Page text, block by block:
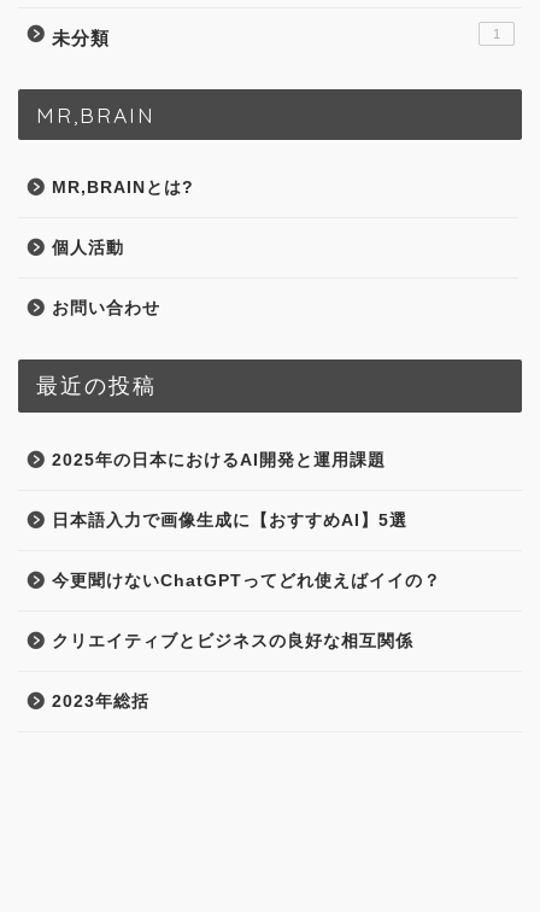
未分類 1
MR,BRAIN
MR,BRAINとは?
個人活動
お問い合わせ
最近の投稿
2025年の日本におけるAI開発と運用課題
日本語入力で画像生成に【おすすめAI】5選
今更聞けないChatGPTってどれ使えばイイの？
クリエイティブとビジネスの良好な相互関係
2023年総括